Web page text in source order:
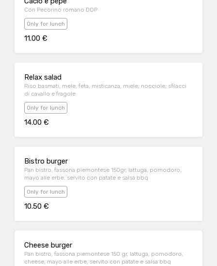
Con Pecorino romano DOP
Only for lunch
11.00 €
Relax salad
Riso basmati, mele, feta, misticanza, miele, nocciole, sfilacci
di cavallo e fragole
Only for lunch
14.00 €
Bistro burger
Pan bistro, fassona piemontese 150gr, lattuga, pomodoro,
mayo alle erbe, servito con patate e salsa bbq
Only for lunch
10.50 €
Cheese burger
Pan bistro, fassona piemontese 150 gr, lattuga, pomodoro,
cheese, mayo alle erbe, servito con patate e salsa bbq